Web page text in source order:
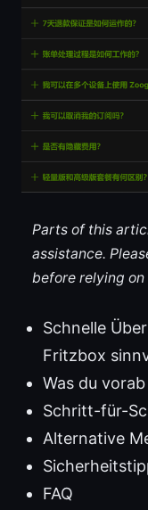
Parts of this
assistance.
before relying on
Schnelle
Fritzbox
Was du
Schritt-für-
Alternative
FAQ